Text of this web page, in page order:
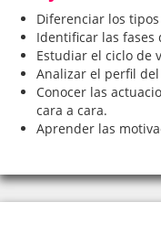
Diferenciar los
Identificar las fases
Estudiar el ciclo de
Analizar el perfil
Conocer las
cara a cara.
Aprender las